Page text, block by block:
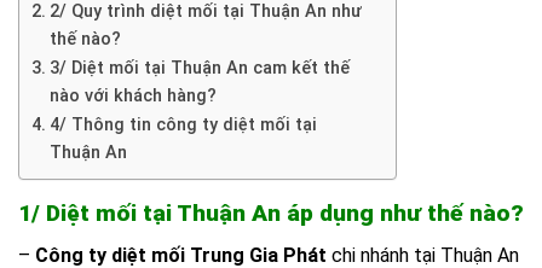
2/ Quy trình diệt mối tại Thuận An như
thế nào?
3/ Diệt mối tại Thuận An cam kết thế
nào với khách hàng?
4/ Thông tin công ty diệt mối tại
Thuận An
1/ Diệt mối tại Thuận An áp dụng như thế nào?
– Công ty diệt mối Trung Gia Phát chi nhánh tại Thuận An